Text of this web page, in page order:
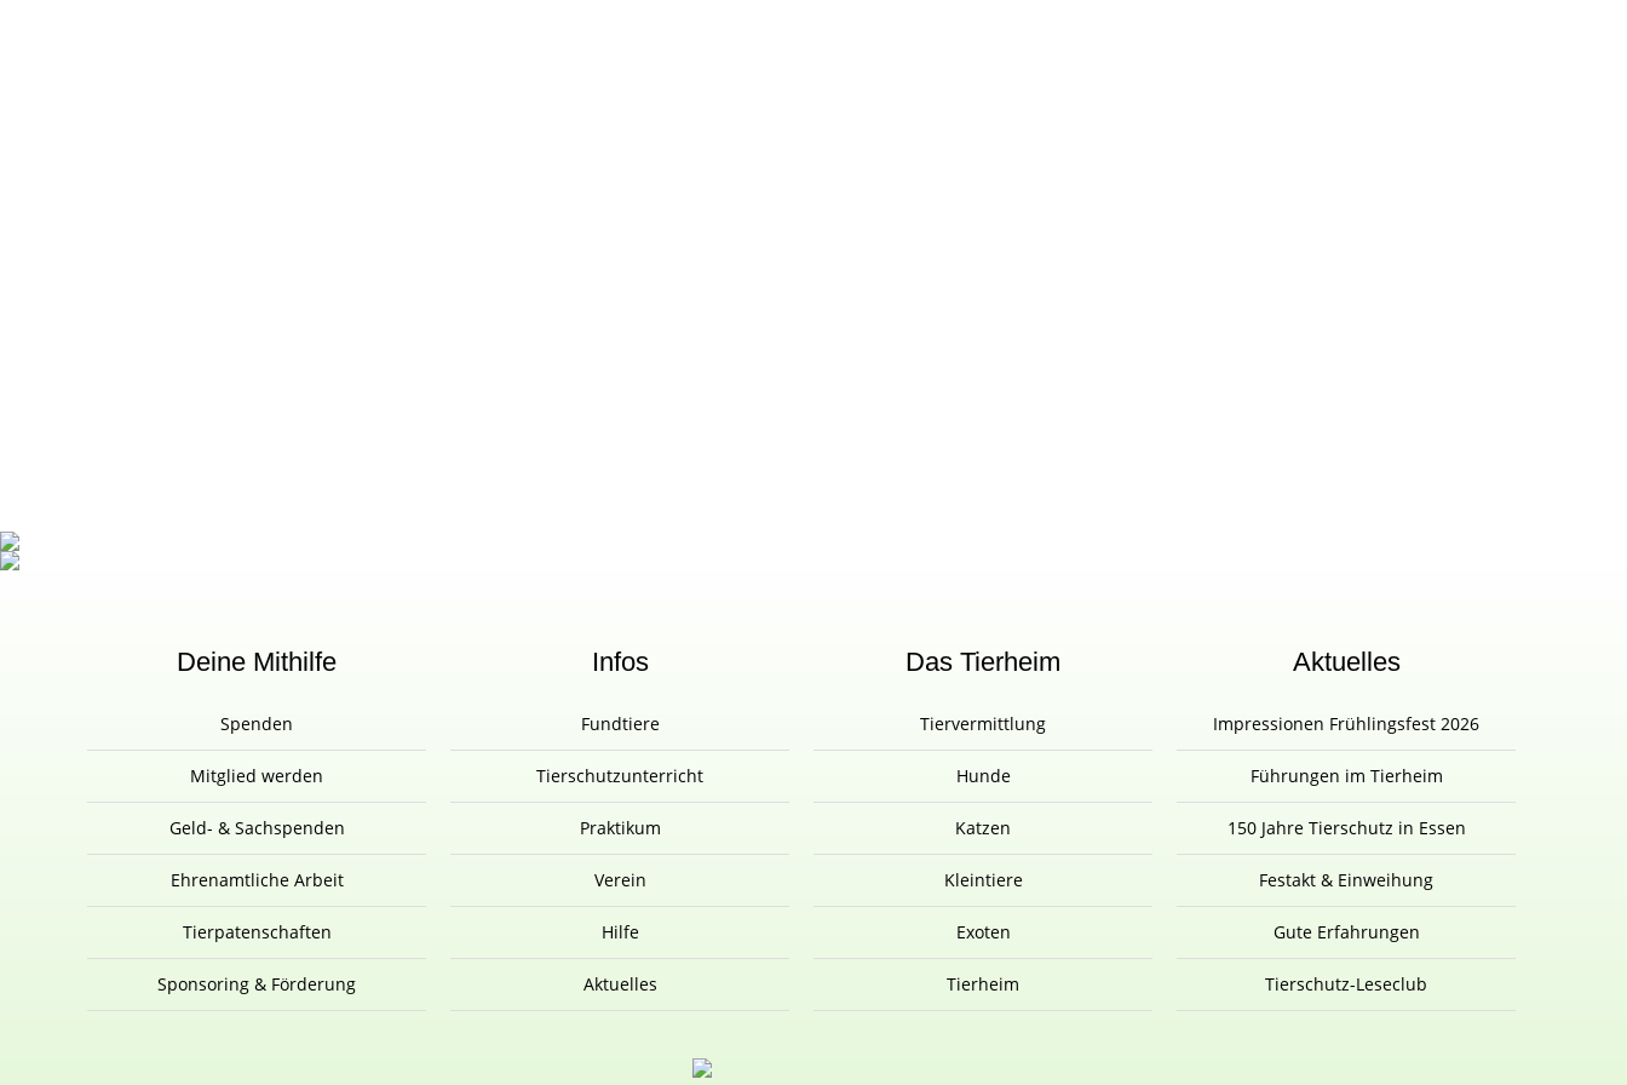
Deine Mithilfe
Spenden
Mitglied werden
Geld- & Sachspenden
Ehrenamtliche Arbeit
Tierpatenschaften
Sponsoring & Förderung
Infos
Fundtiere
Tierschutzunterricht
Praktikum
Verein
Hilfe
Aktuelles
Das Tierheim
Tiervermittlung
Hunde
Katzen
Kleintiere
Exoten
Tierheim
Aktuelles
Impressionen Frühlingsfest 2026
Führungen im Tierheim
150 Jahre Tierschutz in Essen
Festakt & Einweihung
Gute Erfahrungen
Tierschutz-Leseclub